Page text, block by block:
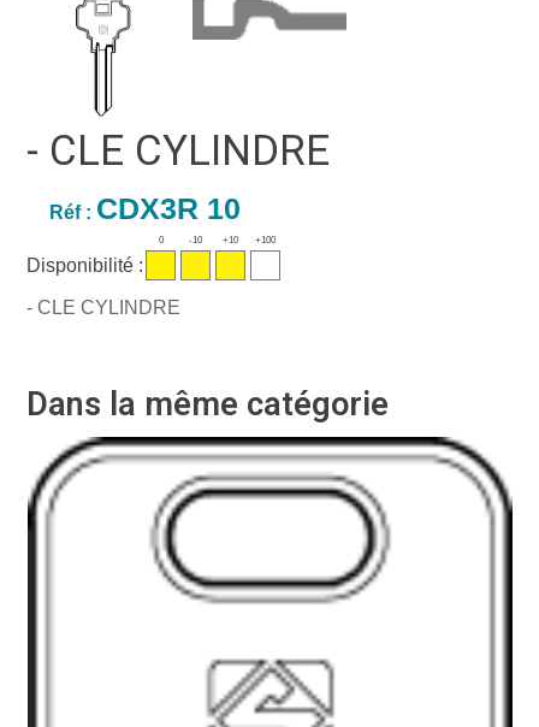
- CLE CYLINDRE
Réf : CDX3R 10
Disponibilité :
0 -10 +10 +100
- CLE CYLINDRE
Dans la même catégorie